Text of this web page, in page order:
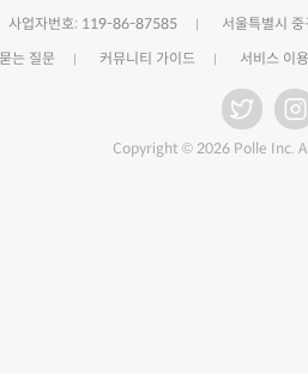
사업자번호: 119-86-87585
서울특별시
는 질문
커뮤니티 가이드 서비스 이
Copyright © 2026 Polle Inc.